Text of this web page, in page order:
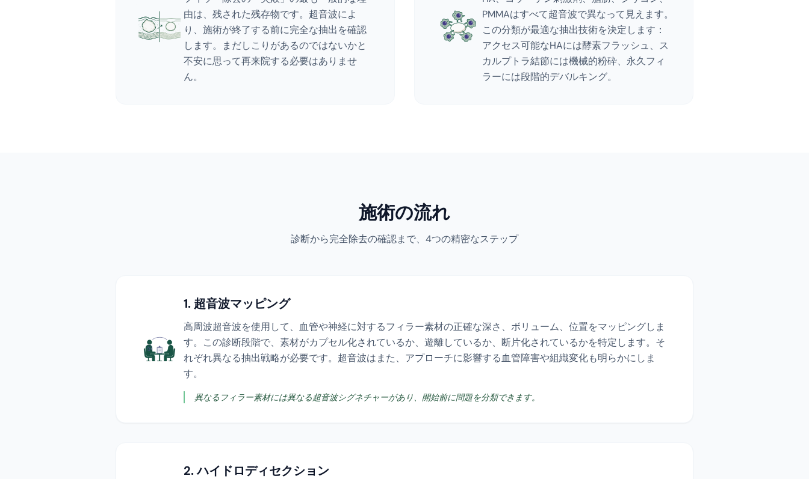
由は、残された残存物です。超音波によ
り、施術が終了する前に完全な抽出を確認
します。まだしこりがあるのではないかと
不安に思って再来院する必要はありませ
ん。
PMMAはすべて超音波で異なって見えます。
この分類が最適な抽出技術を決定します：
アクセス可能なHAには酵素フラッシュ、ス
カルプトラ結節には機械的粉砕、永久フィ
ラーには段階的デバルキング。
施術の流れ
診断から完全除去の確認まで、4つの精密なステップ
1. 超音波マッピング
高周波超音波を使用して、血管や神経に対するフィラー素材の正確な深さ、ボリューム、位置をマッピングしま
す。この診断段階で、素材がカプセル化されているか、遊離しているか、断片化されているかを特定します。そ
れぞれ異なる抽出戦略が必要です。超音波はまた、アプローチに影響する血管障害や組織変化も明らかにしま
す。
異なるフィラー素材には異なる超音波シグネチャーがあり、開始前に問題を分類できます。
2. ハイドロディセクション